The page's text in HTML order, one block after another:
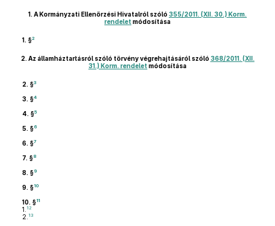
1. A Kormányzati Ellenőrzési Hivatalról szóló 355/2011. (XII. 30.) Korm.
rendelet módosítása
1. §2
2. Az államháztartásról szóló törvény végrehajtásáról szóló 368/2011. (XII.
31.) Korm. rendelet módosítása
2. §3
3. §4
4. §5
5. §6
6. §7
7. §8
8. §9
9. §10
10. §11
1. 12
2. 13